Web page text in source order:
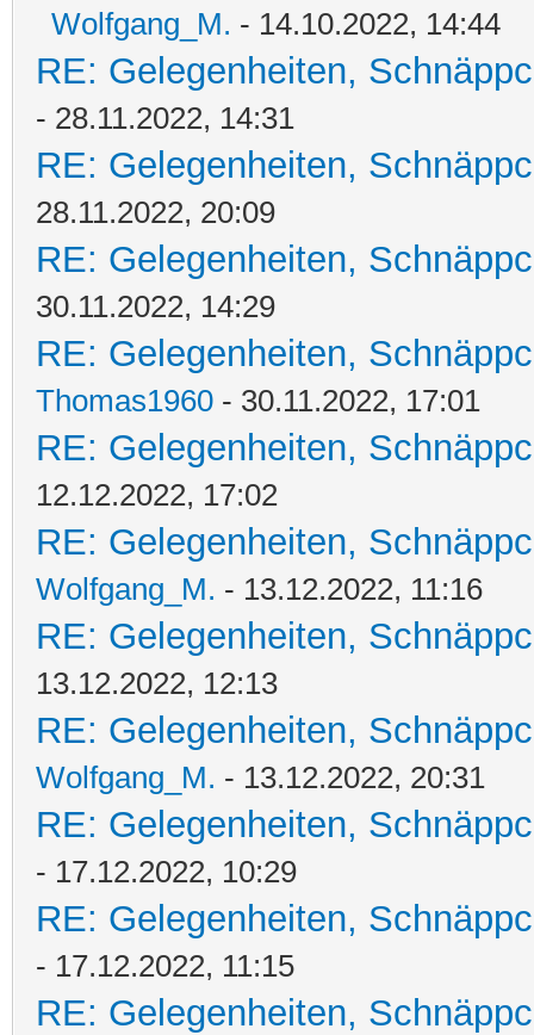
Wolfgang_M. - 14.10.2022, 14:44
RE: Gelegenheiten,
- 28.11.2022, 14:31
RE: Gelegenheiten,
28.11.2022, 20:09
RE: Gelegenheiten,
30.11.2022, 14:29
RE: Gelegenheiten,
Thomas1960 - 30.11.2022, 17:01
RE: Gelegenheiten,
12.12.2022, 17:02
RE: Gelegenheiten,
Wolfgang_M. - 13.12.2022, 11:16
RE: Gelegenheiten,
13.12.2022, 12:13
RE: Gelegenheiten,
Wolfgang_M. - 13.12.2022, 20:31
RE: Gelegenheiten,
- 17.12.2022, 10:29
RE: Gelegenheiten,
- 17.12.2022, 11:15
RE: Gelegenheiten,